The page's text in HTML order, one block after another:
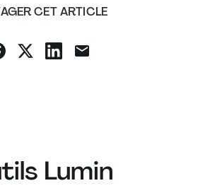
CET ARTICLE
Lumin